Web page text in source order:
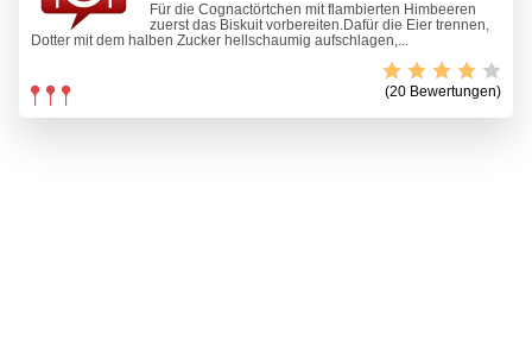
Für die Cognactörtchen mit flambierten Himbeeren
zuerst das Biskuit vorbereiten.Dafür die Eier trennen,
Dotter mit dem halben Zucker hellschaumig aufschlagen,...
(20 Bewertungen)